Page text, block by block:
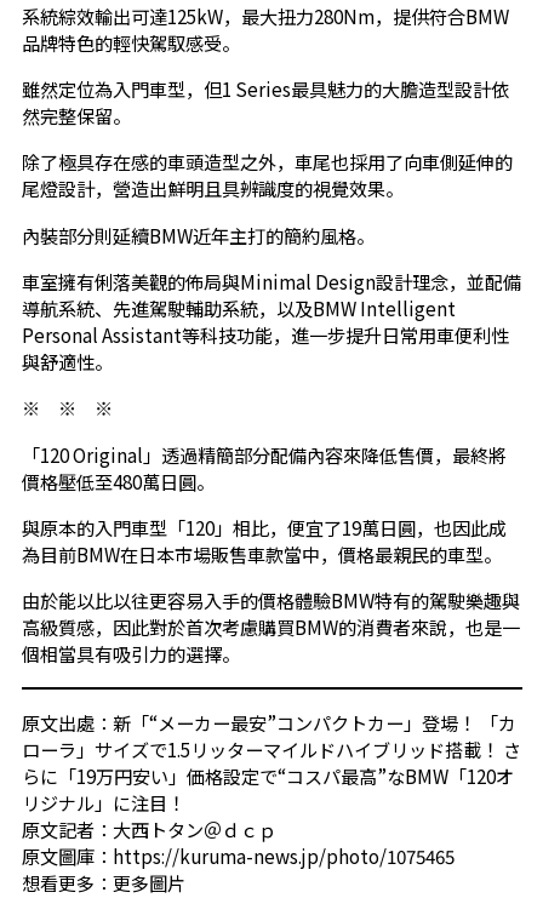
系統綜效輸出可達125kW，最大扭力280Nm，提供符合BMW
品牌特色的輕快駕馭感受。
雖然定位為入門車型，但1 Series最具魅力的大膽造型設計依
然完整保留。
除了極具存在感的車頭造型之外，車尾也採用了向車側延伸的
尾燈設計，營造出鮮明且具辨識度的視覺效果。
內裝部分則延續BMW近年主打的簡約風格。
車室擁有俐落美觀的佈局與Minimal Design設計理念，並配備
導航系統、先進駕駛輔助系統，以及BMW Intelligent
Personal Assistant等科技功能，進一步提升日常用車便利性
與舒適性。
※ ※ ※
「120 Original」透過精簡部分配備內容來降低售價，最終將
價格壓低至480萬日圓。
與原本的入門車型「120」相比，便宜了19萬日圓，也因此成
為目前BMW在日本市場販售車款當中，價格最親民的車型。
由於能以比以往更容易入手的價格體驗BMW特有的駕駛樂趣與
高級質感，因此對於首次考慮購買BMW的消費者來說，也是一
個相當具有吸引力的選擇。
原文出處：新「“メーカー最安”コンパクトカー」登場！ 「カ
ローラ」サイズで1.5リッターマイルドハイブリッド搭載！ さ
らに「19万円安い」価格設定で“コスパ最高”なBMW「120オ
リジナル」に注目！
原文記者：大西トタン＠ｄｃｐ
原文圖庫：https://kuruma-news.jp/photo/1075465
想看更多： 更多圖片